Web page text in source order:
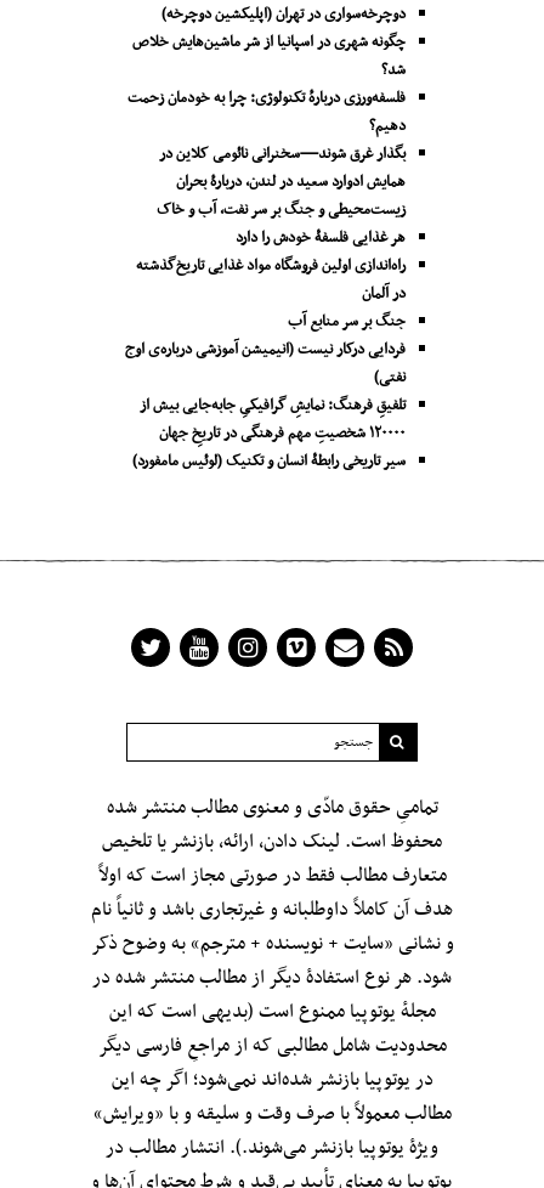
دوچرخه‌سواری در تهران (اپلیکشین دوچرخه)
چگونه شهری در اسپانیا از شر ماشین‌هایش خلاص
شد؟
فلسفه‌ورزی دربارهٔ تکنولوژی: چرا به خودمان زحمت
دهیم؟
بگذار غرق شوند—سخنرانی نائومی کلاین در
همایش ادوارد سعید در لندن، دربارۀ بحران
زیست‌محیطی و جنگ بر سر نفت، آب و خاک
هر غذایی فلسفۀ خودش را دارد
راه‌اندازی اولین فروشگاه مواد غذایی تاریخ‌گذشته
در آلمان
جنگ بر سر منابع آب
فردایی درکار نیست (انیمیشن آموزشی درباره‌ی اوج
نفتی)
تلفیقِ فرهنگ: نمایشِ گرافیکیِ جا‌به‌جایی بیش از
۱۲۰۰۰۰ شخصیتِ مهم فرهنگی در تاریخِ جهان
سیر تاریخی رابطۀ انسان و تکنیک (لوئیس مامفورد)
تمامیِ حقوق مادّی و معنوی مطالب منتشر شده
محفوظ است. لینک دادن، ارائه، بازنشر یا تلخیص
متعارف مطالب فقط در صورتی مجاز است که اولاً
هدف آن کاملاً داوطلبانه و غیرتجاری باشد و ثانیاً نام
و نشانی «سایت + نویسنده + مترجم» به وضوح ذکر
شود. هر نوع استفادهٔ دیگر از مطالب منتشر شده در
مجلهٔ یوتوپیا ممنوع است (بدیهی است که این
محدودیت شامل مطالبی که از مراجعِ فارسی دیگر
در یوتوپیا بازنشر شده‌اند نمی‌شود؛ اگر چه این
مطالب معمولاً با صرف وقت و سلیقه و با «ویرایش»
ویژهٔ یوتوپیا بازنشر می‌شوند.). انتشار مطالب در